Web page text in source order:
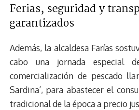
Ferias, seguridad y
garantizados
Además, la alcaldesa Farías
cabo una jornada especial
comercialización de pescado
Sardina’, para abastecer el
tradicional de la época a precio